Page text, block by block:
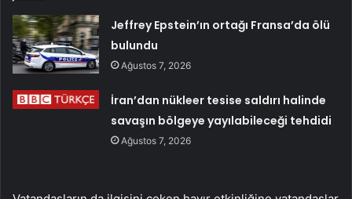
Jeffrey Epstein’ın ortağı Fransa’da ölü
bulundu
Ağustos 7, 2026
İran’dan nükleer tesise saldırı halinde
savaşın bölgeye yayılabileceği tehdidi
Ağustos 7, 2026